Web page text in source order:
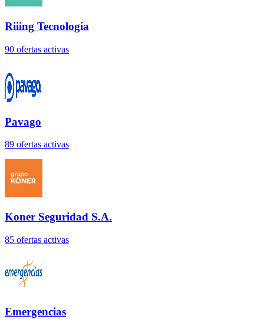
Riiing Tecnología
90 ofertas activas
Pavago
89 ofertas activas
Koner Seguridad S.A.
85 ofertas activas
Emergencias